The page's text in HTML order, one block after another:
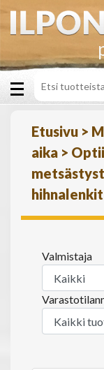
Etusivu >
aika >
Valmistaja